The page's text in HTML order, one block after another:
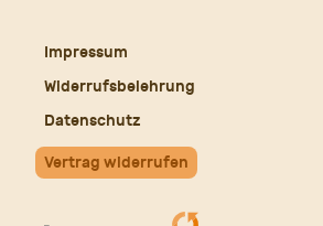
Impressum
Widerrufsbelehrung
Datenschutz
Vertrag widerrufen